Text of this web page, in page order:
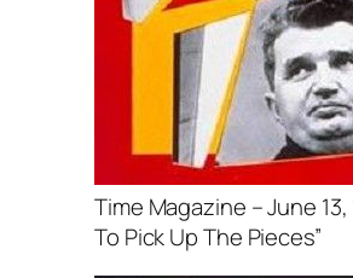
Time Magazine – June
To Pick Up The Pieces”